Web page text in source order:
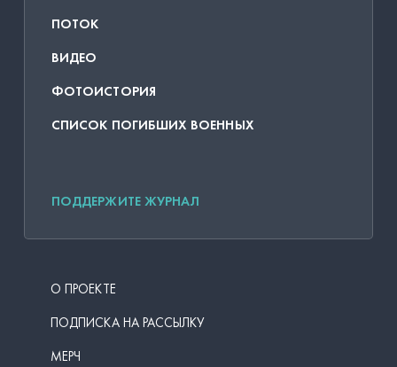
ПОТОК
ВИДЕО
ФОТОИСТОРИЯ
СПИСОК ПОГИБШИХ ВОЕННЫХ
ПОДДЕРЖИТЕ ЖУРНАЛ
О ПРОЕКТЕ
ПОДПИСКА НА РАССЫЛКУ
МЕРЧ